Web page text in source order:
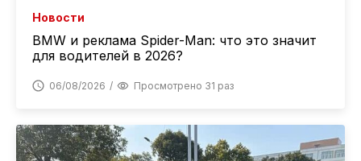
Новости
BMW и реклама Spider-Man: что это значит
для водителей в 2026?
06/08/2026 Просмотрено 31 раз